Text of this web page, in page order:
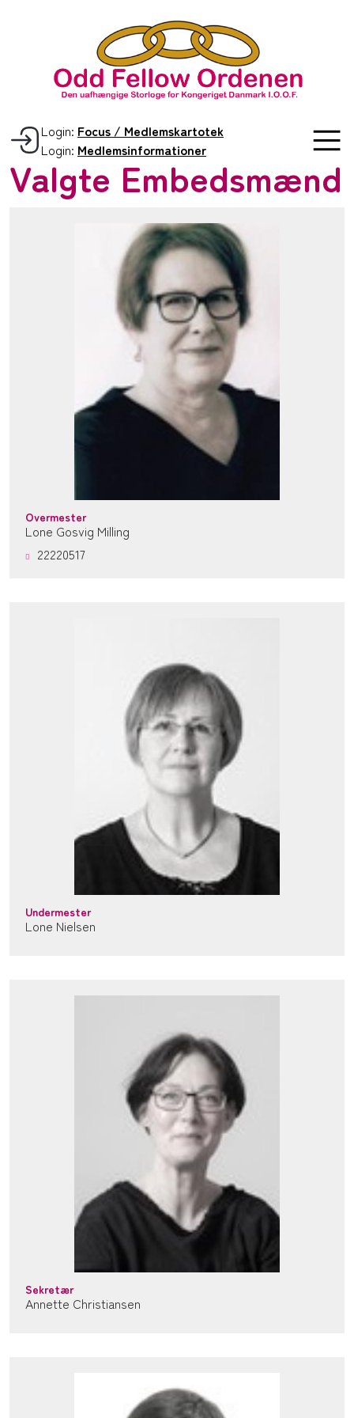
Login: Focus / Medlemskartotek
Login: Medlemsinformationer
Valgte Embedsmænd
Overmester
Lone Gosvig Milling
22220517
Undermester
Lone Nielsen
Sekretær
Annette Christiansen